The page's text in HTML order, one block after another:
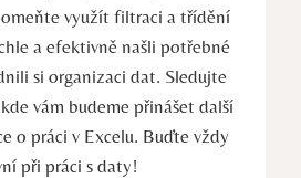
využít filtraci a třídění
a efektivně našli potřebné
si organizaci dat. Sledujte
vám budeme přinášet další
o práci v Excelu. Buďte vždy
při práci s daty!